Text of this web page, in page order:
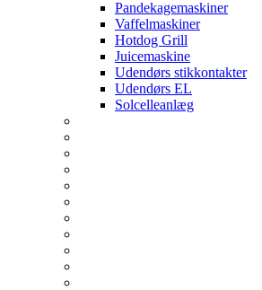
Pandekagemaskiner
Vaffelmaskiner
Hotdog Grill
Juicemaskine
Udendørs stikkontakter
Udendørs EL
Solcelleanlæg